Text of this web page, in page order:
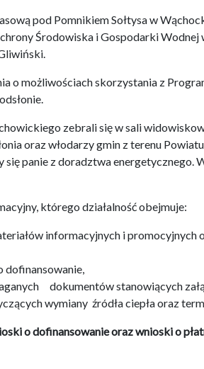
pod Pomnikiem Sołtysa w
Środowiska i Gospodarki
o możliwościach skorzystania z
zebrali się w sali
oraz włodarzy gmin z terenu
panie z doradztwa
którego działalność obejmuje:
informacyjnych i
dofinansowanie,
dokumentów stanowiących
wymiany źródła ciepła oraz
o dofinansowanie oraz wnioski o